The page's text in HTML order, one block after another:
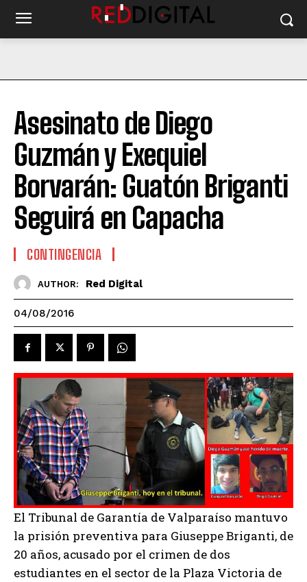
Asesinato de Diego
Guzmán y Exequiel
Borvarán: Guatón Briganti
Seguirá en Capacha
CONTINGENCIA
AUTHOR: Red Digital
04/08/2016
El Tribunal de Garantía de Valparaíso mantuvo
la prisión preventiva para Giuseppe Briganti, de
20 años, acusado por el crimen de dos
estudiantes en el sector de la Plaza Victoria de